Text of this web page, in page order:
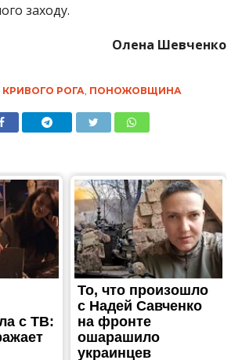
заходу.
Олена Шевченко
РОГА ПОНОЖОВЩИНА